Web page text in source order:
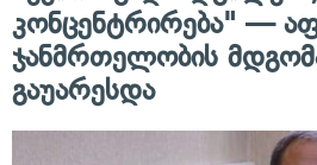
კონცენტრირება" —
ჯანმრთელობის
გაუარესდა